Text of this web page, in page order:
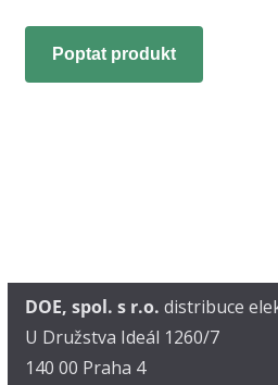
Poptat produkt
DOE, spol. s r.o. distribuce
U Družstva Ideál 1260/7
140 00 Praha 4